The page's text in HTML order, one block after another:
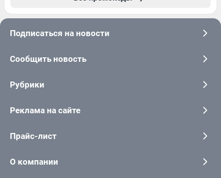
Подписаться на новости
Сообщить новость
Рубрики
Реклама на сайте
Прайс-лист
О компании